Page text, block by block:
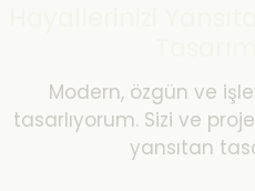
Modern, özgün ve
tasarlıyorum. Sizi ve
yansıtan